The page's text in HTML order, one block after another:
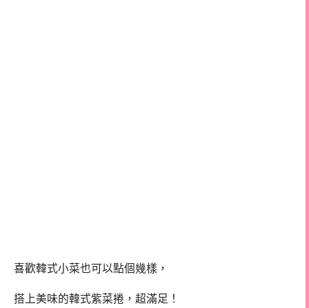
喜歡韓式小菜也可以點個幾樣，
搭上美味的韓式紫菜捲，超滿足！